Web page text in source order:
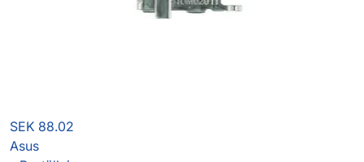
SEK 88.02
Asus